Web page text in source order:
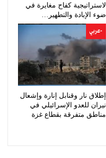
لاستراتيجية كفاح مغايرة في
ضوء الإبادة والتطهير…
-عربي
إطلاق نار وقنابل إنارة وإشعال
نيران للعدو الإسرائيلي في
مناطق متفرقة بقطاع غزة